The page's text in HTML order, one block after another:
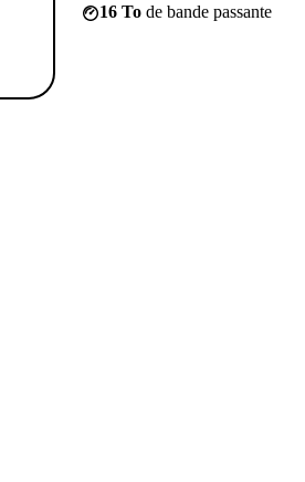
16 To de bande passante